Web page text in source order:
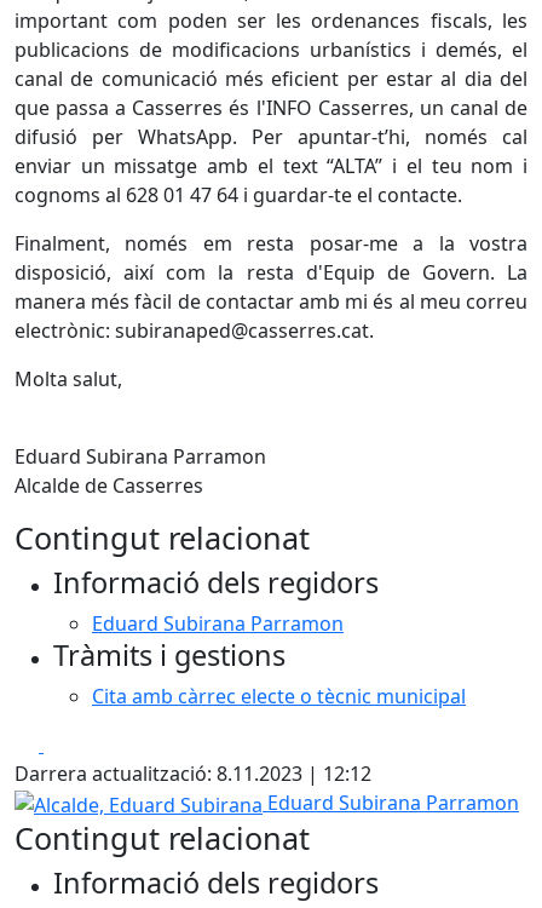
important com poden ser les ordenances fiscals, les
publicacions de modificacions urbanístics i demés, el
canal de comunicació més eficient per estar al dia del
que passa a Casserres és l'INFO Casserres, un canal de
difusió per WhatsApp. Per apuntar-t’hi, només cal
enviar un missatge amb el text “ALTA” i el teu nom i
cognoms al 628 01 47 64 i guardar-te el contacte.
Finalment, només em resta posar-me a la vostra
disposició, així com la resta d'Equip de Govern. La
manera més fàcil de contactar amb mi és al meu correu
electrònic: subiranaped@casserres.cat.
Molta salut,
Eduard Subirana Parramon
Alcalde de Casserres
Contingut relacionat
Informació dels regidors
Eduard Subirana Parramon
Tràmits i gestions
Cita amb càrrec electe o tècnic municipal
Darrera actualització: 8.11.2023 | 12:12
Alcalde, Eduard Subirana
Eduard Subirana Parramon
Contingut relacionat
Informació dels regidors